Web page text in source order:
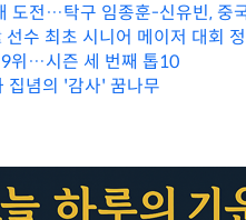
도전…탁구 임종훈-신유빈, 중
수 최초 시니어 메이저 대회
9위…시즌 세 번째 톱10
집념의 '감사' 꿈나무